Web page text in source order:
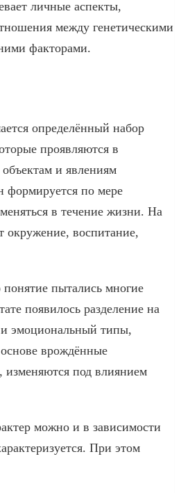
личные аспекты,
между генетическими
факторами.
определённый набор
проявляются в
и явлениям
по мере
в течение жизни. На
окружение, воспитание,
пытались многие
появилось разделение на
эмоциональный типы,
врождённые
изменяются под влиянием
можно и в зависимости
При этом